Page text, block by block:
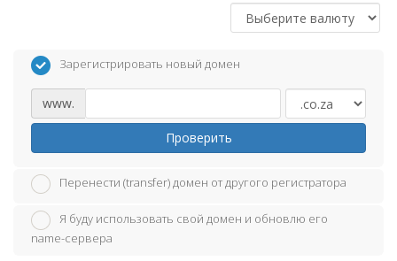
Зарегистрировать новый домен
www.
Проверить
Перенести (transfer) домен от другого регистратора
Я буду использовать свой домен и обновлю его
name-сервера